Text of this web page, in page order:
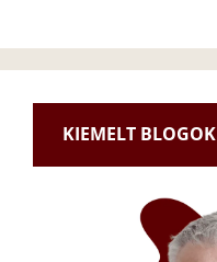
KIEMELT BLOGOK